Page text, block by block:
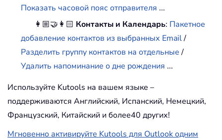
Показать часовой пояс отправителя ...
👩🏼‍🤝‍👩🏻 Контакты и Календарь: Пакетное
добавление контактов из выбранных Email/
Разделить группу контактов на отдельные/
Удалить напоминание о дне рождения ...
Используйте Kutools на вашем языке –
поддерживаются Английский, Испанский, Немецкий,
Французский, Китайский и более40 других!
Мгновенно активируйте Kutools для Outlook одним